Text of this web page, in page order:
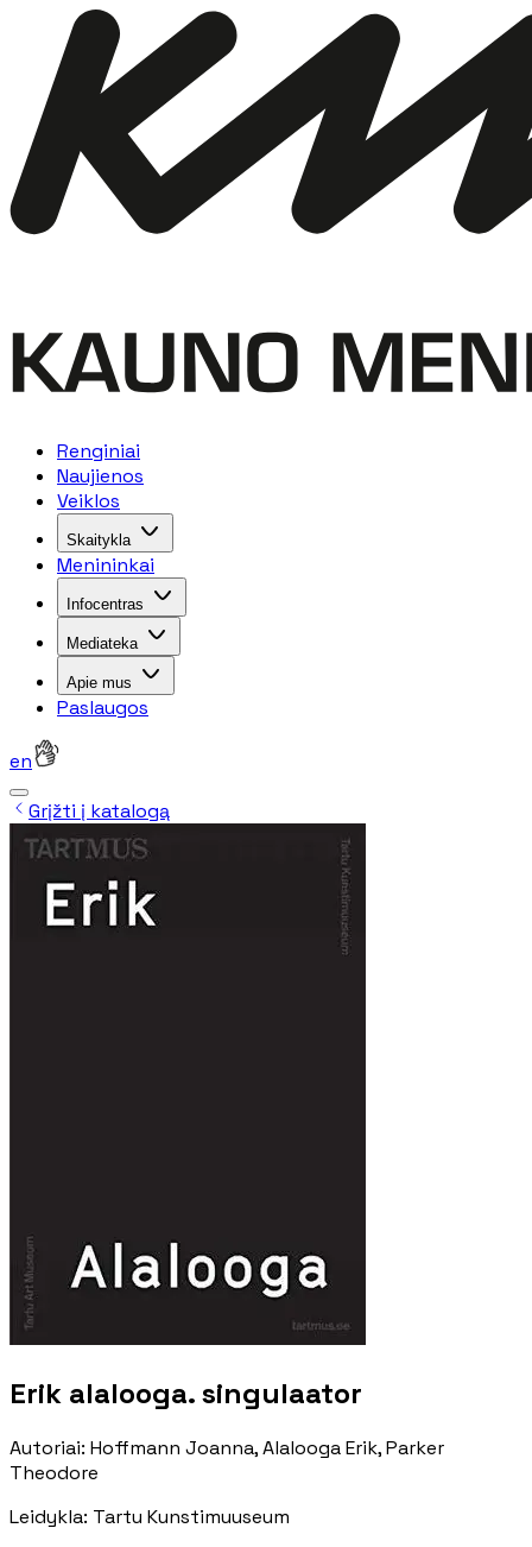
Renginiai
Naujienos
Veiklos
Skaitykla
Menininkai
Infocentras
Mediateka
Apie mus
Paslaugos
en
Grįžti į katalogą
Erik alalooga. singulaator
Autoriai: Hoffmann Joanna, Alalooga Erik, Parker
Theodore
Leidykla: Tartu Kunstimuuseum